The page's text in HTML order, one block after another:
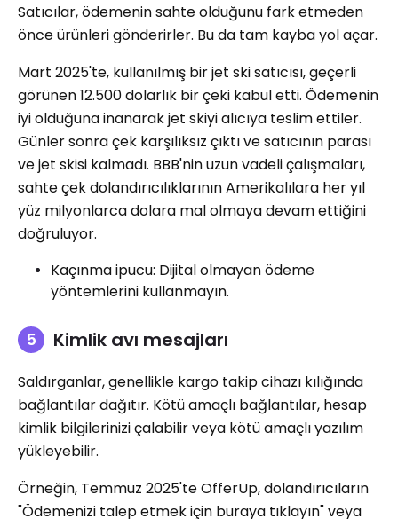
Satıcılar, ödemenin sahte olduğunu fark etmeden
önce ürünleri gönderirler. Bu da tam kayba yol açar.
Mart 2025'te, kullanılmış bir jet ski satıcısı, geçerli
görünen 12.500 dolarlık bir çeki kabul etti. Ödemenin
iyi olduğuna inanarak jet skiyi alıcıya teslim ettiler.
Günler sonra çek karşılıksız çıktı ve satıcının parası
ve jet skisi kalmadı. BBB'nin uzun vadeli çalışmaları,
sahte çek dolandırıcılıklarının Amerikalılara her yıl
yüz milyonlarca dolara mal olmaya devam ettiğini
doğruluyor.
Kaçınma ipucu: Dijital olmayan ödeme
yöntemlerini kullanmayın.
Kimlik avı mesajları
Saldırganlar, genellikle kargo takip cihazı kılığında
bağlantılar dağıtır. Kötü amaçlı bağlantılar, hesap
kimlik bilgilerinizi çalabilir veya kötü amaçlı yazılım
yükleyebilir.
Örneğin, Temmuz 2025'te OfferUp, dolandırıcıların
"Ödemenizi talep etmek için buraya tıklayın" veya